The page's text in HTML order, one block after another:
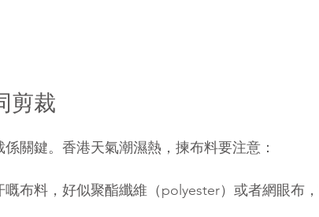
剪裁
關鍵。香港天氣潮濕熱，揀布料要注意：
嘅布料，好似聚酯纖維（polyester）或者網眼布